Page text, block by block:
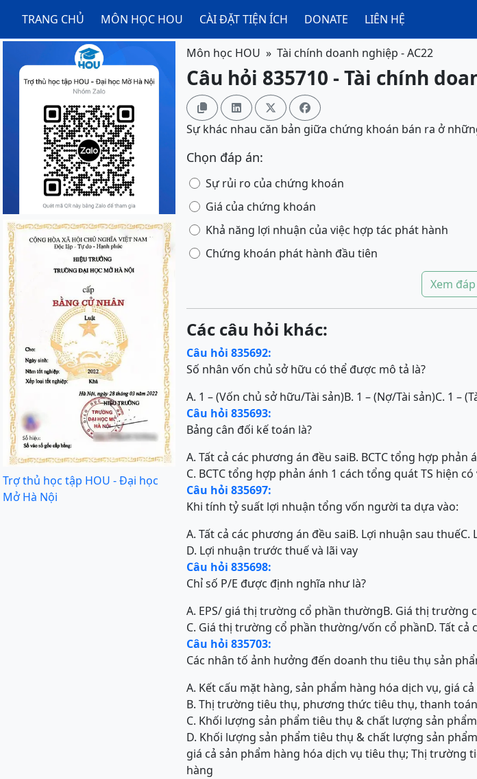
TRANG CHỦ MÔN HỌC HOU CÀI ĐẶT TIỆN ÍCH DONATE LIÊN HỆ
Trợ thủ học tập HOU - Đại học
Mở Hà Nội
Môn học HOU Tài chính doanh nghiệp - AC22
Câu hỏi 835710 - Tài chính
   
Sự khác nhau căn bản giữa chứng khoán bán ra ở
Chọn đáp án:
Sự rủi ro của chứng khoán
Giá của chứng khoán
Khả năng lợi nhuận của việc hợp tác phát hành
Chứng khoán phát hành đầu tiên
Xem
Các câu hỏi khác:
Câu hỏi 835692:
Số nhân vốn chủ sở hữu có thể được mô tả là?
A. 1 – (Vốn chủ sở hữu/Tài sản)B. 1 – (Nợ/Tài sản)C. 1 –
Câu hỏi 835693:
Bảng cân đối kế toán là?
A. Tất cả các phương án đều saiB. BCTC tổng hợp phản
C. BCTC tổng hợp phản ánh 1 cách tổng quát TS hiện
Câu hỏi 835697:
Khi tính tỷ suất lợi nhuận tổng vốn người ta dựa vào:
A. Tất cả các phương án đều saiB. Lợi nhuận sau thuếC.
D. Lợi nhuận trước thuế và lãi vay
Câu hỏi 835698:
Chỉ số P/E được định nghĩa như là?
A. EPS/ giá thị trường cổ phần thườngB. Giá thị trường
C. Giá thị trường cổ phần thường/vốn cổ phầnD. Tất cả
Câu hỏi 835703:
Các nhân tố ảnh hưởng đến doanh thu tiêu thụ sản
A. Kết cấu mặt hàng, sản phẩm hàng hóa dịch vụ, giá
B. Thị trường tiêu thụ, phương thức tiêu thụ, thanh
C. Khối lượng sản phẩm tiêu thụ & chất lượng sản phẩm
D. Khối lượng sản phẩm tiêu thụ & chất lượng sản
giá cả sản phẩm hàng hóa dịch vụ tiêu thụ; Thị
hàng